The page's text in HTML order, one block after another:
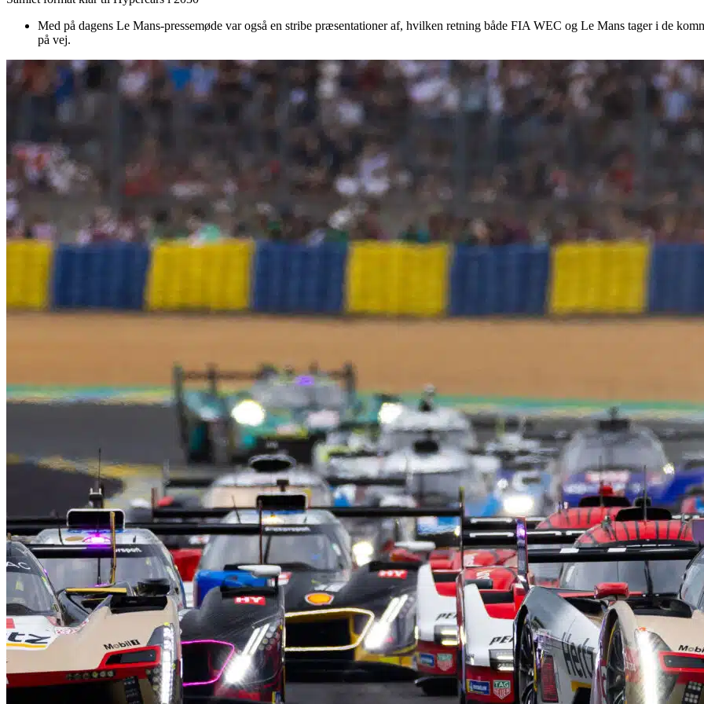
Med på dagens Le Mans-pressemøde var også en stribe præsentationer af, hvilken retning både FIA WEC og Le Mans tager i de
på vej.